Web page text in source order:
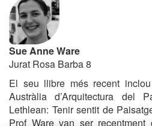
Sue Anne Ware
Jurat Rosa Barba 8
El seu llibre més recent
Austràlia d’Arquitectura del
Lethlean: Tenir sentit de
Prof Ware van ser